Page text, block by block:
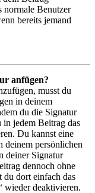
normale Benutzer
bereits jemand
anfügen?
musst du
in deinem
du die Signatur
in jedem Beitrag das
Du kannst eine
deinem persönlichen
deiner Signatur
dennoch ohne
du dort einfach das
wieder deaktivieren.